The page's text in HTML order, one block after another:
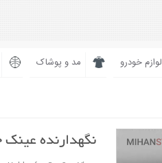
لوازم خودرو مد و پوشاک
نگهدارنده